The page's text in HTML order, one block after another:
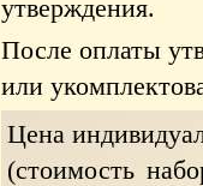
утверждения.
После оплаты
или
Цена
(стоимость